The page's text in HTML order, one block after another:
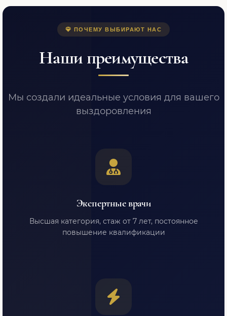
ПОЧЕМУ ВЫБИРАЮТ НАС
Наши преимущества
Мы создали идеальные условия для вашего
выздоровления
Экспертные врачи
Высшая категория, стаж от 7 лет, постоянное
повышение квалификации